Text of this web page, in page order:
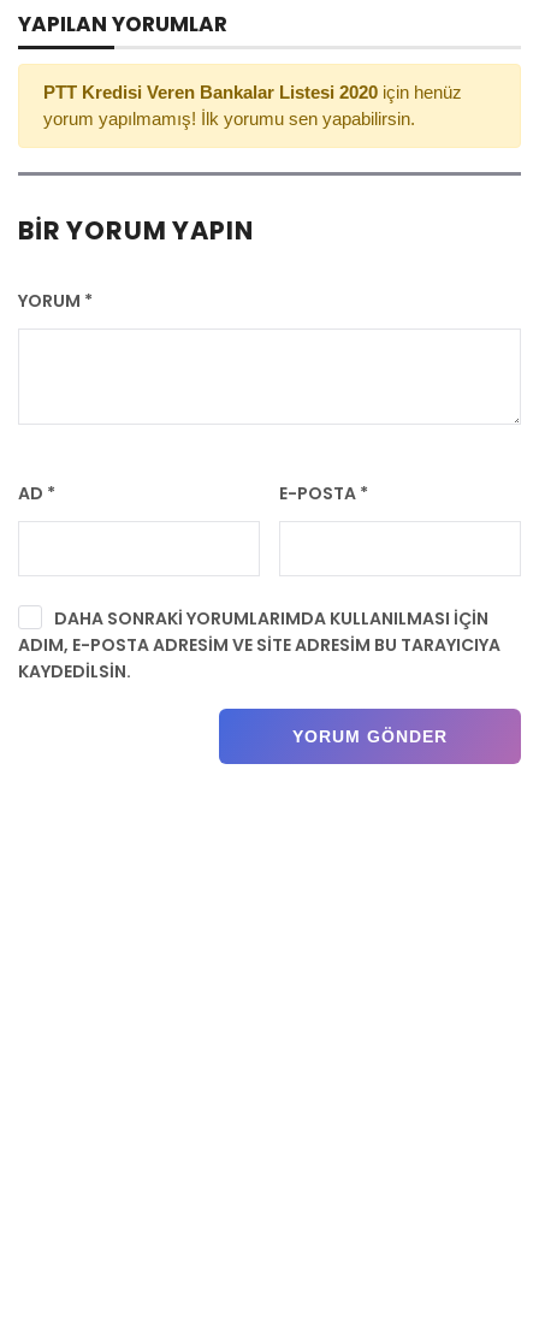
YAPILAN YORUMLAR
PTT Kredisi Veren Bankalar Listesi 2020 için henüz
yorum yapılmamış! İlk yorumu sen yapabilirsin.
BIR YORUM YAPIN
YORUM *
AD * E-POSTA *
DAHA SONRAKI YORUMLARIMDA KULLANILMASI IÇIN
ADIM, E-POSTA ADRESIM VE SITE ADRESIM BU TARAYICIYA
KAYDEDILSIN.